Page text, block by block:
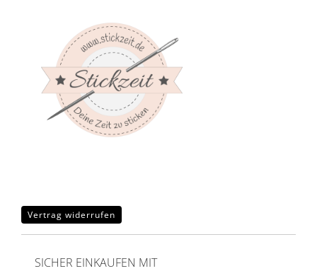
Vertrag widerrufen
SICHER EINKAUFEN MIT